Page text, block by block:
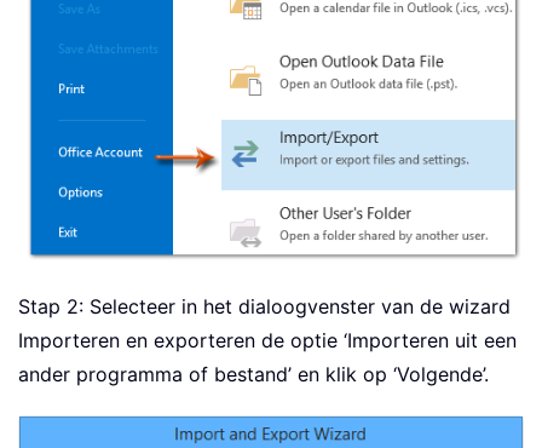
Stap 2: Selecteer in het dialoogvenster van de wizard
Importeren en exporteren de optie ‘Importeren uit een
ander programma of bestand’ en klik op ‘Volgende’.